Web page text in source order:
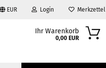
EUR Login Merkzettel
Ihr Warenkorb
0,00 EUR